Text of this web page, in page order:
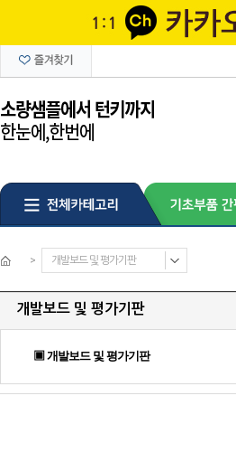
> 개발보드 및 평가기판
개발보드 및 평가기판
▣ 개발보드 및 평가기판